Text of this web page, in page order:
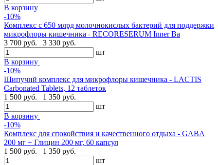
В корзину
-10%
Комплекс с 650 млрд молочнокислых бактерий для поддержки
микрофлоры кишечника - RECORESERUM Inner Ba
3 700 руб.
3 330 руб.
шт
В корзину
-10%
Шипучий комплекс для микрофлоры кишечника - LACTIS
Carbonated Tablets, 12 таблеток
1 500 руб.
1 350 руб.
шт
В корзину
-10%
Комплекс для спокойствия и качественного отдыха - GABA
200 мг + Глицин 200 мг, 60 капсул
1 500 руб.
1 350 руб.
шт